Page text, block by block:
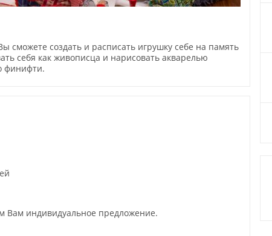
создать и расписать игрушку себе на память
себя как живописца и нарисовать акварелью
финифти.
Вам индивидуальное предложение.